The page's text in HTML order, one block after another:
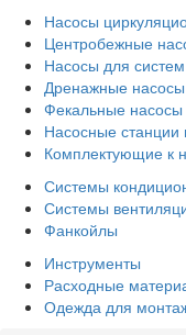
Насосы
Центробежные
Насосы для
Дренажные насосы
Фекальные насосы
Насосные
Комплектующие к
Системы
Системы
Фанкойлы
Инструменты
Расходные
Одежда для